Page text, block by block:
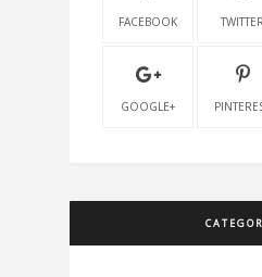
FACEBOOK
GOOGLE+